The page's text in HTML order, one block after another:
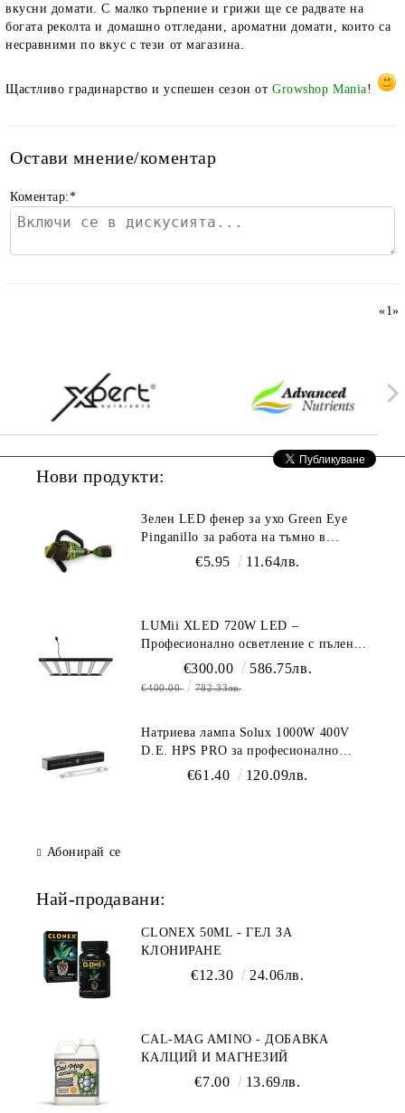
вкусни домати. С малко търпение и грижи ще се радвате на
богата реколта и домашно отгледани, ароматни домати, които са
несравними по вкус с тези от магазина.
Щастливо градинарство и успешен сезон от Growshop Mania!
Остави мнение/коментар
Коментар:*
«1»
Нови продукти:
Зелен LED фенер за ухо Green Eye
Pinganillo за работа на тъмно в
€5.95 11.64лв.
LUMii XLED 720W LED –
Професионално осветление с пълен
спектър (1700 µmol/s)
€300.00 586.75лв.
€400.00 782.33лв.
Натриева лампа Solux 1000W 400V
D.E. HPS PRO за професионално
осветление€61.40 120.09лв.
Абонирай се
Най-продавани:
CLONEX 50ML - ГЕЛ ЗА
КЛОНИРАНЕ
€12.30 24.06лв.
CAL-MAG AMINO - ДОБАВКА
КАЛЦИЙ И МАГНЕЗИЙ
€7.00 13.69лв.